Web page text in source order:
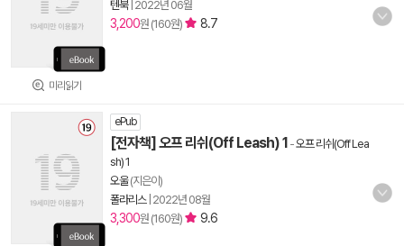
미리읽기
텐북| 2022년 06월
3,200원 (160원) 8.7
ePub
[전자책] 오프 리쉬(Off Leash) 1 -오프 리쉬(Off Lea
sh) 1
오울(지은이)
폴라리스| 2022년 08월
3,300원 (160원) 9.6